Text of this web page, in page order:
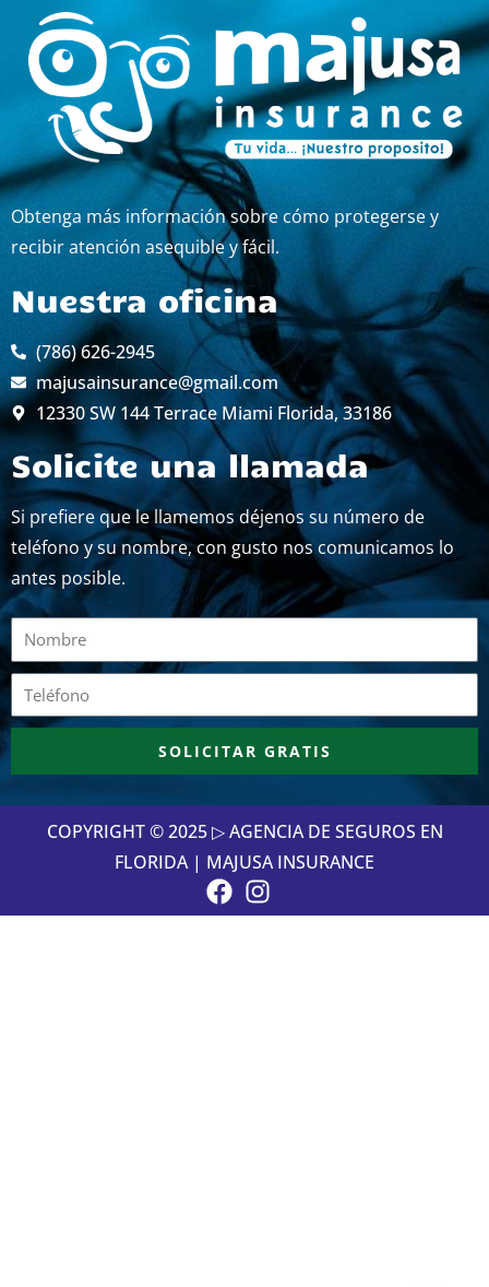
Obtenga más información sobre cómo protegerse y
recibir atención asequible y fácil.
Nuestra oficina
(786) 626-2945
majusainsurance@gmail.com
12330 SW 144 Terrace Miami Florida, 33186
Solicite una llamada
Si prefiere que le llamemos déjenos su número de
teléfono y su nombre, con gusto nos comunicamos lo
antes posible.
Nombre
Teléfono
SOLICITAR GRATIS
COPYRIGHT © 2025 ▷ AGENCIA DE SEGUROS EN
FLORIDA | MAJUSA INSURANCE